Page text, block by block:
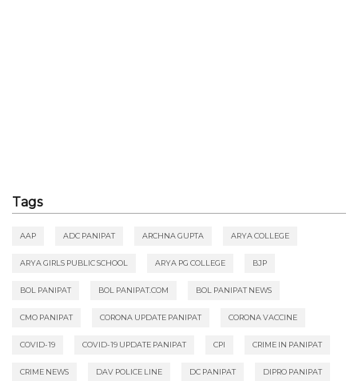
Tags
AAP ADC PANIPAT ARCHNA GUPTA ARYA COLLEGE
ARYA GIRLS PUBLIC SCHOOL ARYA PG COLLEGE BJP
BOL PANIPAT BOL PANIPAT.COM BOL PANIPAT NEWS
CMO PANIPAT CORONA UPDATE PANIPAT CORONA VACCINE
COVID-19 COVID-19 UPDATE PANIPAT CPI CRIME IN PANIPAT
CRIME NEWS DAV POLICE LINE DC PANIPAT DIPRO PANIPAT